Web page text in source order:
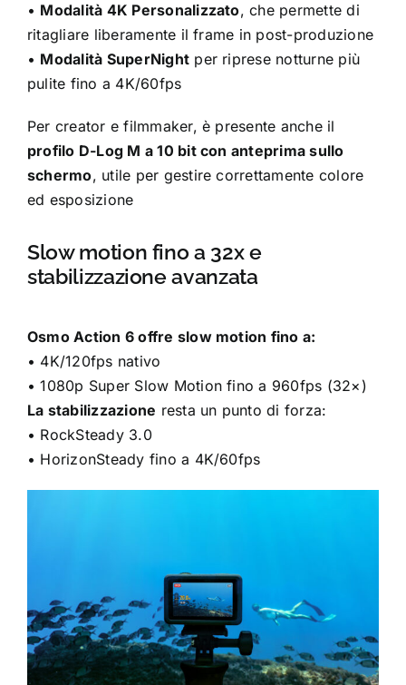
• Modalità 4K Personalizzato, che permette di
ritagliare liberamente il frame in post-produzione
• Modalità SuperNight per riprese notturne più
pulite fino a 4K/60fps
Per creator e filmmaker, è presente anche il
profilo D-Log M a 10 bit con anteprima sullo
schermo, utile per gestire correttamente colore
ed esposizione
Slow motion fino a 32x e
stabilizzazione avanzata
Osmo Action 6 offre slow motion fino a:
• 4K/120fps nativo
• 1080p Super Slow Motion fino a 960fps (32×)
La stabilizzazione resta un punto di forza:
• RockSteady 3.0
• HorizonSteady fino a 4K/60fps